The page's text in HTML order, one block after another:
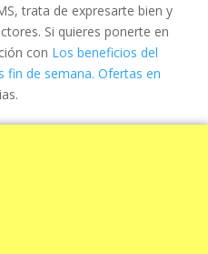
trata de expresarte bien y
Si quieres ponerte en
con Los beneficios del
fin de semana. Ofertas en